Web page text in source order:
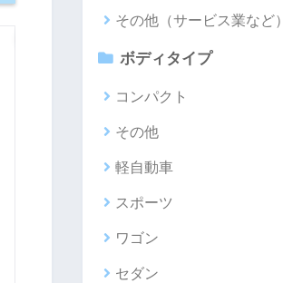
その他（サービス業など）
ボディタイプ
コンパクト
その他
軽自動車
スポーツ
ワゴン
セダン